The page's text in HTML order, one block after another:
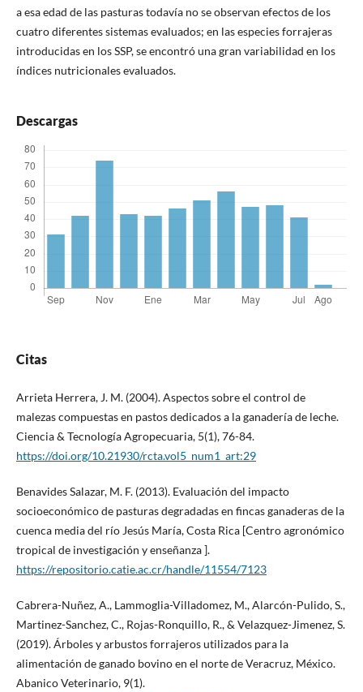
a esa edad de las pasturas todavía no se observan efectos de los
cuatro diferentes sistemas evaluados; en las especies forrajeras
introducidas en los SSP, se encontró una gran variabilidad en los
índices nutricionales evaluados.
Descargas
Citas
Arrieta Herrera, J. M. (2004). Aspectos sobre el control de
malezas compuestas en pastos dedicados a la ganadería de leche.
Ciencia & Tecnología Agropecuaria, 5(1), 76-84.
https://doi.org/10.21930/rcta.vol5_num1_art:29
Benavides Salazar, M. F. (2013). Evaluación del impacto
socioeconómico de pasturas degradadas en fincas ganaderas de la
cuenca media del río Jesús María, Costa Rica [Centro agronómico
tropical de investigación y enseñanza ].
https://repositorio.catie.ac.cr/handle/11554/7123
Cabrera-Nuñez, A., Lammoglia-Villadomez, M., Alarcón-Pulido, S.,
Martinez-Sanchez, C., Rojas-Ronquillo, R., & Velazquez-Jimenez, S.
(2019). Árboles y arbustos forrajeros utilizados para la
alimentación de ganado bovino en el norte de Veracruz, México.
Abanico Veterinario, 9(1).